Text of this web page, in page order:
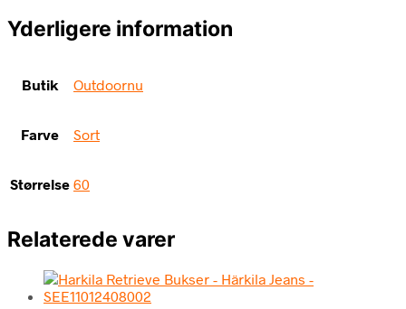
Yderligere information
Butik Outdoornu
Farve Sort
Størrelse 60
Relaterede varer